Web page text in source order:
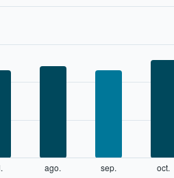
ago. sep. oct.